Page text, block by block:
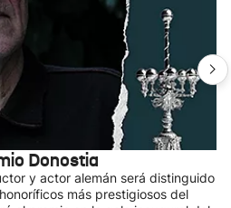
Donostia
y actor alemán será distinguido
más prestigiosos del